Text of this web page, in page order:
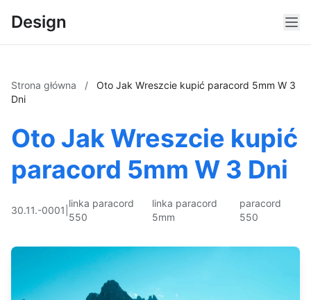
Design
Strona główna /
Oto Jak Wreszcie kupić paracord 5mm W 3
Dni
Oto Jak Wreszcie kupić
paracord 5mm W 3 Dni
30.11.-0001
linka paracord
550
linka paracord
5mm
paracord
550